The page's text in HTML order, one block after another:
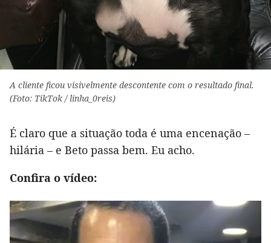
A cliente ficou visivelmente descontente com o resultado final.
(Foto: TikTok / linha_0reis)
É claro que a situação toda é uma encenação –
hilária – e Beto passa bem. Eu acho.
Confira o vídeo: